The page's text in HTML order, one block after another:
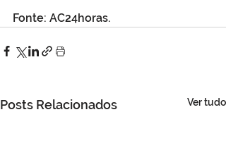
Fonte: AC24horas.
Posts Relacionados Ver tudo